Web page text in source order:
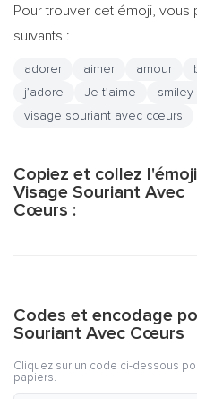
Pour trouver cet émoji, vous
suivants :
adorer aimer amour
j’adore
Je t’aime
visage souriant avec cœurs
Copiez et collez l'émoji
Visage Souriant Avec
Cœurs :
Codes et encodage
Souriant Avec Cœurs
Cliquez sur un code ci-dessous
papiers.